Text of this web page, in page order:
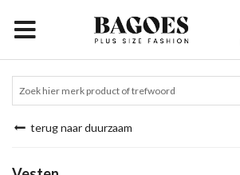
terug naar duurzaam